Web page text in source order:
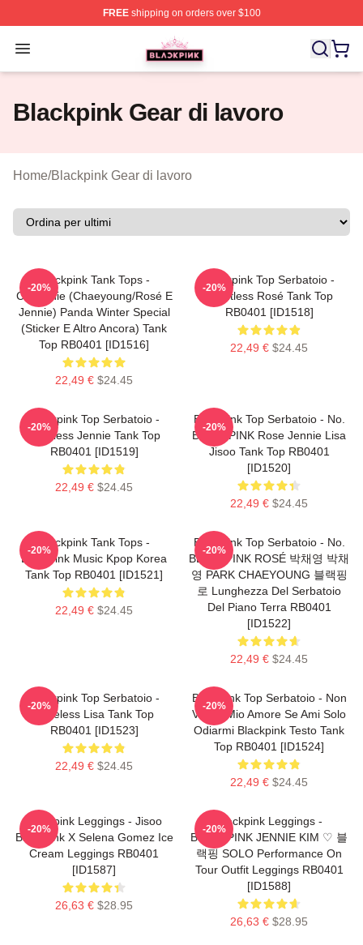
FREEshipping on orders over $100
Open menu
BLACKPINK Shop - Official BLACKPINK Merchandise
Blackpink Gear di lavoro
Home/Blackpink Gear di lavoro
Blackpink Tank Tops -
Chaennie (Chaeyoung/Rosé E
Jennie) Panda Winter Special
(sticker E Altro Ancora) Tank
Top RB0401 [ID1516]
22,49 € $24.45
-20%
Blackpink Top Serbatoio -
Frontless Rosé Tank Top
RB0401 [ID1518]
22,49 € $24.45
-20%
Blackpink Top Serbatoio -
Faceless Jennie Tank Top
RB0401 [ID1519]
22,49 € $24.45
-20%
Blackpink Top Serbatoio - No.
BLACKPINK Rose Jennie Lisa
Jisoo Tank Top RB0401
[ID1520]
22,49 € $24.45
-20%
Blackpink Tank Tops -
Blackpink Music Kpop Korea
Tank Top RB0401 [ID1521]
22,49 € $24.45
-20%
Blackpink Top Serbatoio - No.
BLACKPINK ROSÉ 박채영 박채
영 PARK CHAEYOUNG 블랙핑
로 Lunghezza Del Serbatoio
Del Piano Terra RB0401
[ID1522]
22,49 € $24.45
-20%
Blackpink Top Serbatoio -
Faceless Lisa Tank Top
RB0401 [ID1523]
22,49 € $24.45
-20%
Blackpink Top Serbatoio - Non
Vale Il Mio Amore Se Ami Solo
Odiarmi Blackpink Testo Tank
Top RB0401 [ID1524]
22,49 € $24.45
-20%
Blackpink Leggings - Jisoo
BlackPink X Selena Gomez Ice
Cream Leggings RB0401
[ID1587]
26,63 € $28.95
-20%
Blackpink Leggings -
BLACKPINK JENNIE KIM ♡ 블
랙핑 SOLO Performance On
Tour Outfit Leggings RB0401
[ID1588]
26,63 € $28.95
-20%